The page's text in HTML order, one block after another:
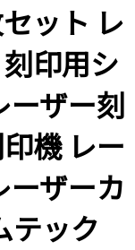
ット レ
印用シ
ーザー刻
機 レー
ーザーカ
テック